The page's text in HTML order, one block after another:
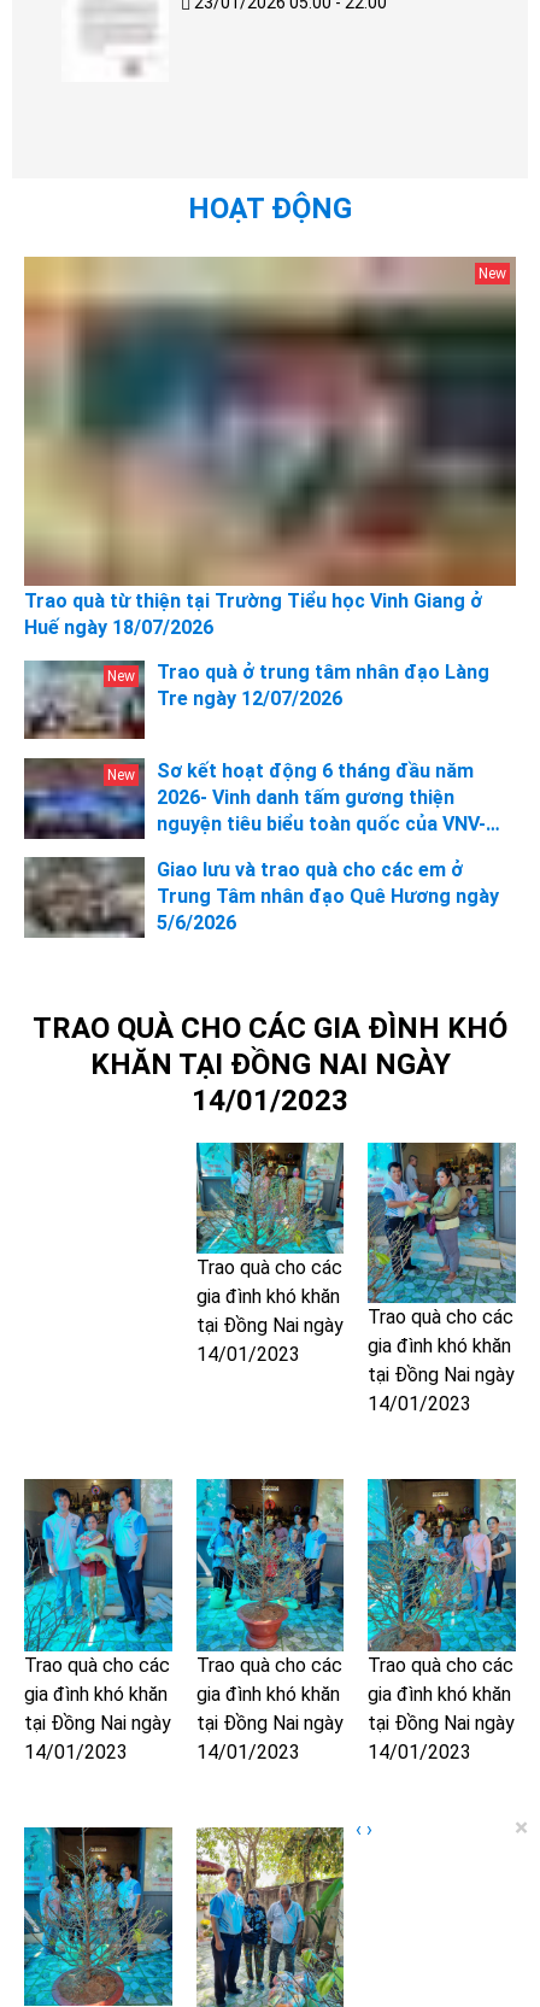
HOẠT ĐỘNG
Trao quà từ thiện tại Trường Tiểu học Vinh Giang ở
Huế ngày 18/07/2026
Trao quà ở trung tâm nhân đạo Làng
Tre ngày 12/07/2026
Sơ kết hoạt động 6 tháng đầu năm
2026- Vinh danh tấm gương thiện
nguyện tiêu biểu toàn quốc của VNV-
Giao lưu và trao quà cho các em ở
Trung Tâm nhân đạo Quê Hương ngày
5/6/2026
TRAO QUÀ CHO CÁC GIA ĐÌNH KHÓ
KHĂN TẠI ĐỒNG NAI NGÀY
14/01/2023
Trao quà cho các
gia đình khó khăn
tại Đồng Nai ngày
14/01/2023
Trao quà cho các
gia đình khó khăn
tại Đồng Nai ngày
14/01/2023
Trao quà cho các
gia đình khó khăn
tại Đồng Nai ngày
14/01/2023
Trao quà cho các
gia đình khó khăn
tại Đồng Nai ngày
14/01/2023
Trao quà cho các
gia đình khó khăn
tại Đồng Nai ngày
14/01/2023
‹ › ×